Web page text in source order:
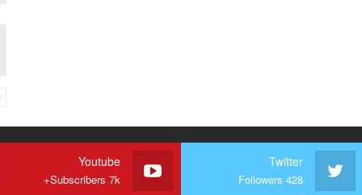
Twitter
Followers 428
Youtube
Subscribers 7k+